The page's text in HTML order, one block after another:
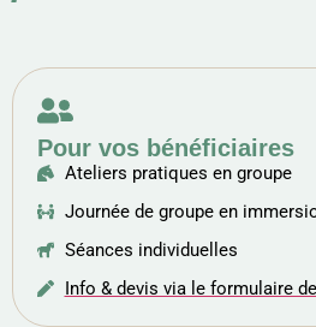
Pour vos bénéficiaires
Ateliers pratiques en groupe
Journée de groupe en
Séances individuelles
Info & devis via le formulaire